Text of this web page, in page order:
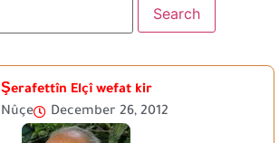
Şerafettîn Elçî wefat kir
Nûçe
December 26, 2012